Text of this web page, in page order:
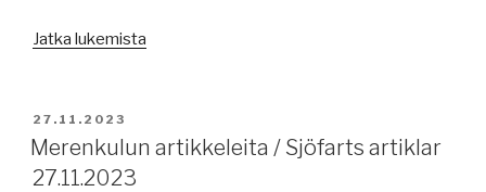
Jatka lukemista
artiklar
JULKAISTU
27.11.2023
Merenkulun artikkeleita / Sjöfarts artiklar
27.11.2023